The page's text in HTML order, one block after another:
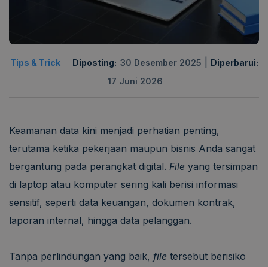
Tips & Trick Diposting: 30 Desember 2025
Diperbarui:
17 Juni 2026
Keamanan data kini menjadi perhatian penting,
terutama ketika pekerjaan maupun bisnis Anda sangat
bergantung pada perangkat digital. File yang tersimpan
di laptop atau komputer sering kali berisi informasi
sensitif, seperti data keuangan, dokumen kontrak,
laporan internal, hingga data pelanggan.
Tanpa perlindungan yang baik, file tersebut berisiko